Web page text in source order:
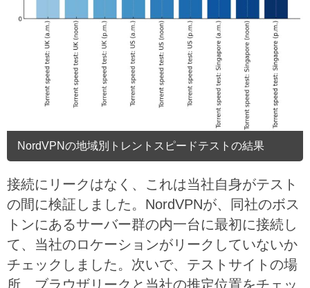
NordVPNの地域別トレントスピードテストの結果
接続にリークはなく、これは当社自身がテスト
の間に検証しました。NordVPNが、同社のボス
トンにあるサーバー群の内一台に最初に接続し
て、当社のロケーションがリークしていないか
チェックしました。次いで、テストサイトの場
所、ブラウザリークと当社の推定位置をチェッ